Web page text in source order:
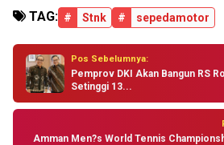
TAG: # Stnk # sepedamotor
Pos Sebelumnya:
Pemprov DKI Akan Bangun RS
Setinggi 13...
Amman Men?s World Tennis